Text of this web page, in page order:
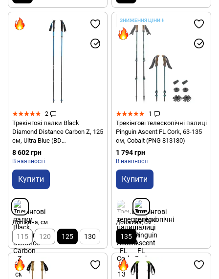
2
Трекінгові палки Black
Diamond Distance Carbon Z, 125
см, Ultra Blue (BD
11253540311251)
8 602 грн
В наявності
Купити
Довжина, см
115 120 125 130
ЗНИЖЕННЯ ЦІНИ ⬇️
1
Трекінгові телескопічні палиці
Pinguin Ascent FL Cork, 63-135
см, Cobalt (PNG 813180)
1 794 грн
В наявності
Купити
Довжина, см
135